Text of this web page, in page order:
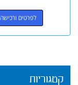
לפרטים ורכישה
קטגוריות